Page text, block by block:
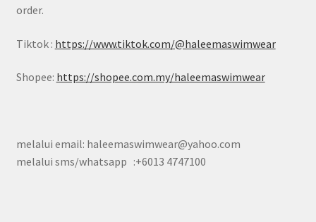
order.
Tiktok : https://www.tiktok.com/@haleemaswimwear
Shopee: https://shopee.com.my/haleemaswimwear
melalui email: haleemaswimwear@yahoo.com
melalui sms/whatsapp :+6013 4747100